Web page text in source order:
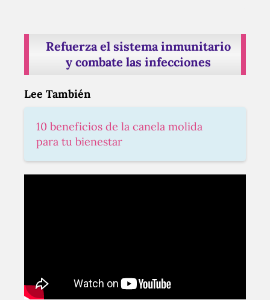
Refuerza el sistema inmunitario
y combate las infecciones
Lee También
10 beneficios de la canela molida
para tu bienestar